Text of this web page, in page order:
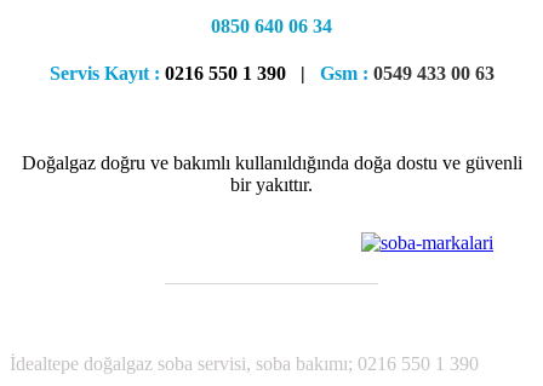
0850 640 06 34
Servis Kayıt : 0216 550 1 390 | Gsm : 0549 433 00 63
Doğalgaz doğru ve bakımlı kullanıldığında doğa dostu ve güvenli
bir yakıttır.
———————————
İdealtepe doğalgaz soba servisi, soba bakımı; 0216 550 1 390